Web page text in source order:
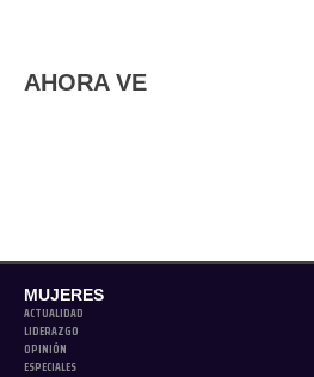
AHORA VE
MUJERES
ACTUALIDAD
LIDERAZGO
OPINIÓN
ESPECIALES